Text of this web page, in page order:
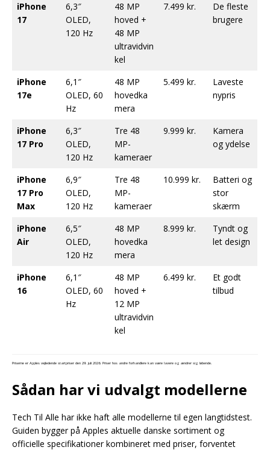
iPhone
17
6,3″
OLED,
120 Hz
48 MP
hoved +
48 MP
ultravidvin
kel
7.499 kr.
De fleste
brugere
iPhone
17e
6,1″
OLED, 60
Hz
48 MP
hovedka
mera
5.499 kr.
Laveste
nypris
iPhone
17 Pro
6,3″
OLED,
120 Hz
Tre 48
MP-
kameraer
9.999 kr.
Kamera
og ydelse
iPhone
17 Pro
Max
6,9″
OLED,
120 Hz
Tre 48
MP-
kameraer
10.999 kr.
Batteri og
stor
skærm
iPhone
Air
6,5″
OLED,
120 Hz
48 MP
hovedka
mera
8.999 kr.
Tyndt og
let design
iPhone
16
6,1″
OLED, 60
Hz
48 MP
hoved +
12 MP
ultravidvin
kel
6.499 kr.
Et godt
tilbud
Priserne er Apples vejledende startpriser den 29. juli 2026. Priser hos andre forhandlere kan være lavere og ændrer sig løbende.
Sådan har vi udvalgt modellerne
Tech Til Alle har ikke haft alle modellerne til egen langtidstest.
Guiden bygger på Apples aktuelle danske sortiment og
officielle specifikationer kombineret med priser, forventet